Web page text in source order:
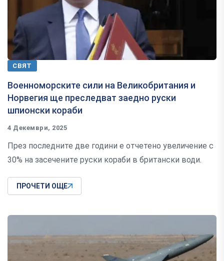
СВЯТ
Военноморските сили на Великобритания и
Норвегия ще преследват заедно руски
шпионски кораби
4 Декември, 2025
През последните две години е отчетено увеличение с
30% на засечените руски кораби в британски води.
ПРОЧЕТИ ОЩЕ